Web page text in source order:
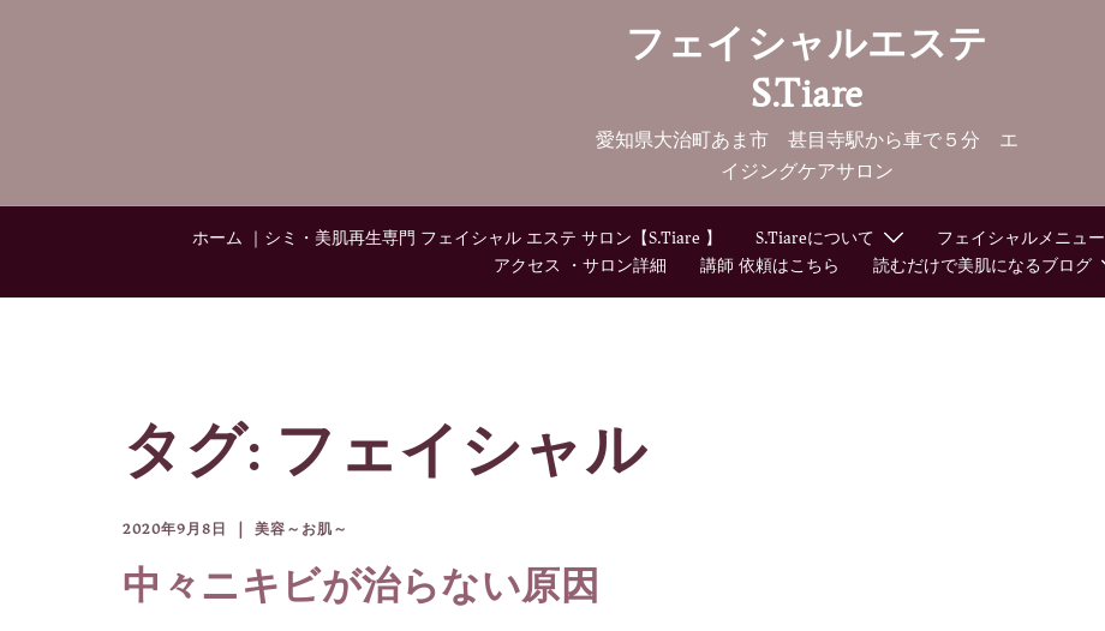
ス
プ
フェイシャルエステ
S.Tiare
愛知県大治町あま市 甚目寺駅から車で５分 エ
イジングケアサロン
ホーム ｜シミ・美肌再生専門 フェイシャル エステ サロン【S.Tiare 】 S.Tiareについて フェイシャルメニュー
アクセス ・サロン詳細
講師 依頼はこちら 読むだけで美肌になるブログ
タグ: フェイシャル
2020年9月8日 美容～お肌～
中々ニキビが治らない原因